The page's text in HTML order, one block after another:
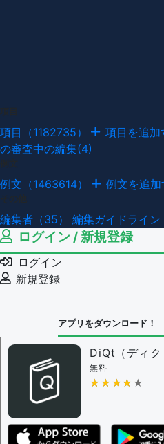
項目（1182735） 項目を追加
の審査中の編集(4)
例文（1463614） 例文を追加
編集者（35） 編集ガイドライン
ログイン / 新規登録
ログイン
新規登録
アプリをダウンロード！
DiQt（ディク
無料
★★★★★
★★★★★